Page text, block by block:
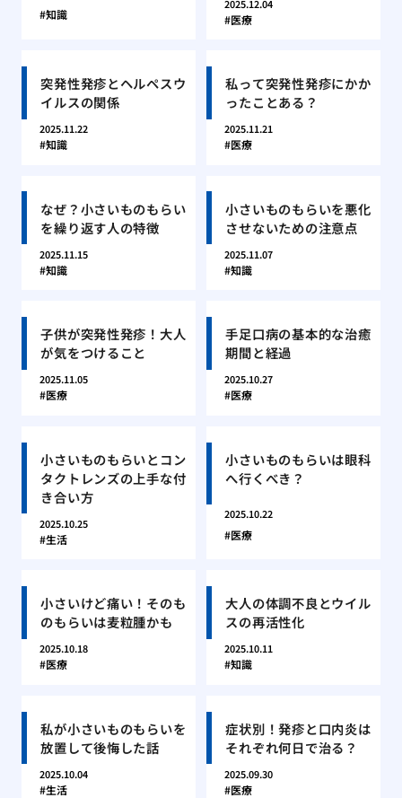
知識
2025.12.04
医療
突発性発疹とヘルペスウ
イルスの関係
2025.11.22
知識
私って突発性発疹にかか
ったことある？
2025.11.21
医療
なぜ？小さいものもらい
を繰り返す人の特徴
2025.11.15
知識
小さいものもらいを悪化
させないための注意点
2025.11.07
知識
子供が突発性発疹！大人
が気をつけること
2025.11.05
医療
手足口病の基本的な治癒
期間と経過
2025.10.27
医療
小さいものもらいとコン
タクトレンズの上手な付
き合い方
2025.10.25
生活
小さいものもらいは眼科
へ行くべき？
2025.10.22
医療
小さいけど痛い！そのも
のもらいは麦粒腫かも
2025.10.18
医療
大人の体調不良とウイル
スの再活性化
2025.10.11
知識
私が小さいものもらいを
放置して後悔した話
2025.10.04
生活
症状別！発疹と口内炎は
それぞれ何日で治る？
2025.09.30
医療